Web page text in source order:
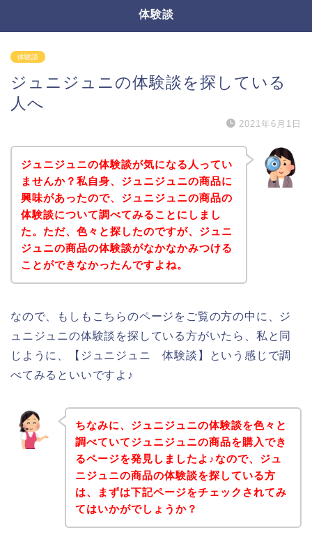
体験談
体験談
ジュニジュニの体験談を探している
人へ
2021年6月1日
ジュニジュニの体験談が気になる人ってい
ませんか？私自身、ジュニジュニの商品に
興味があったので、ジュニジュニの商品の
体験談について調べてみることにしまし
た。ただ、色々と探したのですが、ジュニ
ジュニの商品の体験談がなかなかみつける
ことができなかったんですよね。
なので、もしもこちらのページをご覧の方の中に、ジ
ュニジュニの体験談を探している方がいたら、私と同
じように、【ジュニジュニ 体験談】という感じで調
べてみるといいですよ♪
ちなみに、ジュニジュニの体験談を色々と
調べていてジュニジュニの商品を購入でき
るページを発見しましたよ♪なので、ジュ
ニジュニの商品の体験談を探している方
は、まずは下記ページをチェックされてみ
てはいかがでしょうか？